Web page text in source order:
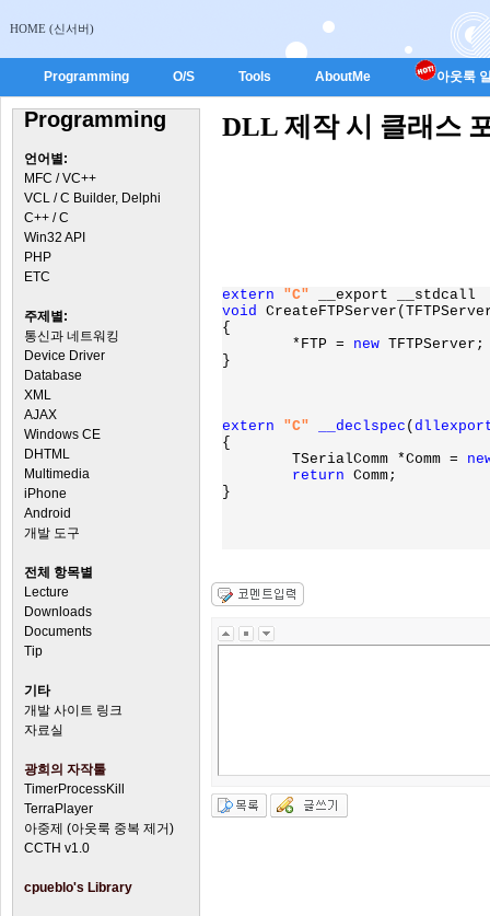
HOME (신서버)
Programming O/S Tools AboutMe 아웃룩
Programming
언어별:
MFC / VC++
VCL / C Builder, Delphi
C++ / C
Win32 API
PHP
ETC
주제별:
통신과 네트워킹
Device Driver
Database
XML
AJAX
Windows CE
DHTML
Multimedia
iPhone
Android
개발 도구
전체 항목별
Lecture
Downloads
Documents
Tip
기타
개발 사이트 링크
자료실
광희의 자작툴
TimerProcessKill
TerraPlayer
아중제 (아웃룩 중복 제거)
CCTH v1.0
cpueblo's Library
DLL 제작 시 클래스
extern "C"
void
{
	*FTP =
new TFTPServer;
}
extern "C" __declspec (
{
	TSerialComm *Comm =
return Comm;
}